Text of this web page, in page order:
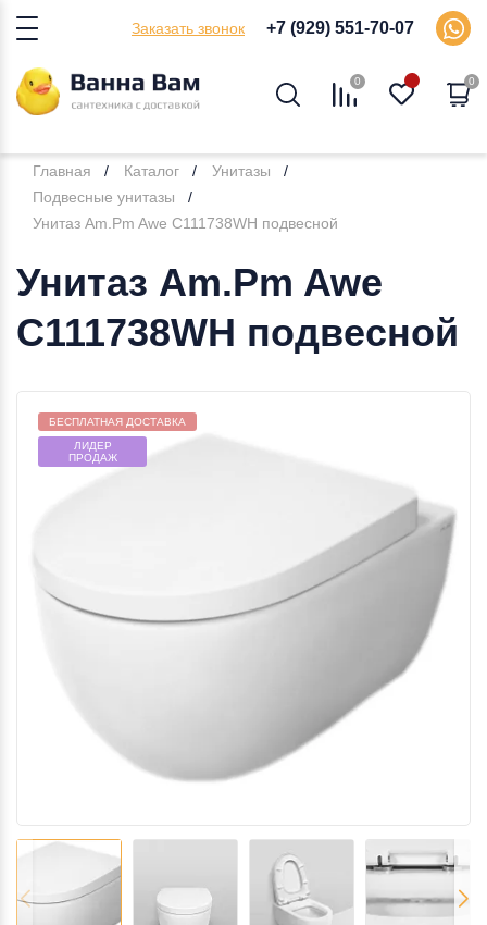
Заказать звонок +7 (929) 551-70-07
0 0
Главная Каталог
Унитазы
Подвесные унитазы
Унитаз Am.Pm Awe C111738WH подвесной
Унитаз Am.Pm Awe
C111738WH подвесной
БЕСПЛАТНАЯ ДОСТАВКА
ЛИДЕР
ПРОДАЖ